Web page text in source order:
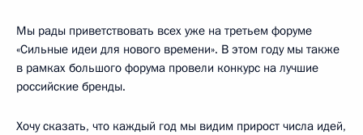
Мы рады приветствовать всех уже на третьем форуме
«Сильные идеи для нового времени». В этом году мы также
в рамках большого форума провели конкурс на лучшие
российские бренды.
Хочу сказать, что каждый год мы видим прирост числа идей,